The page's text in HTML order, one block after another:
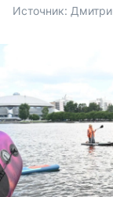
Источник: